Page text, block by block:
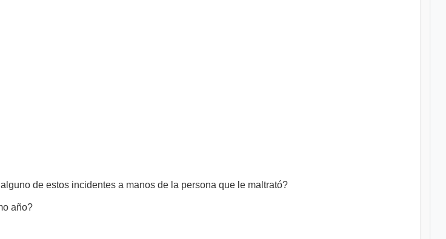
de estos incidentes a manos de la persona que le maltrató?
año?